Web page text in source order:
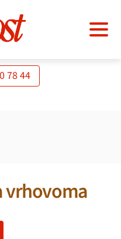
78 44
vrhovoma